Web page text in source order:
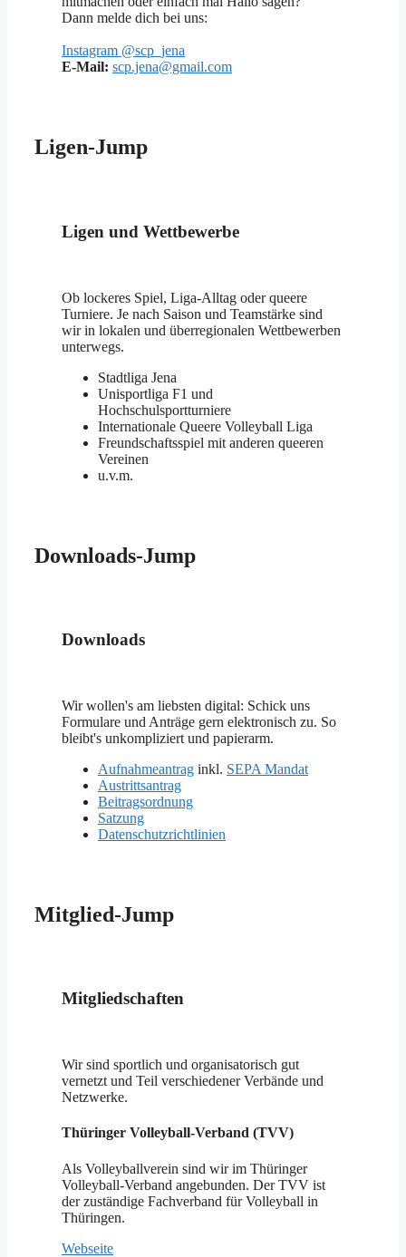
Dann melde dich bei uns:
Instagram @scp_jena
E-Mail: scp.jena@gmail.com
Ligen-Jump
Ligen und Wettbewerbe
Ob lockeres Spiel, Liga-Alltag oder queere
Turniere. Je nach Saison und Teamstärke sind
wir in lokalen und überregionalen Wettbewerben
unterwegs.
Stadtliga Jena
Unisportliga F1 und
Hochschulsportturniere
Internationale Queere Volleyball Liga
Freundschaftsspiel mit anderen queeren
Vereinen
u.v.m.
Downloads-Jump
Downloads
Wir wollen's am liebsten digital: Schick uns
Formulare und Anträge gern elektronisch zu. So
bleibt's unkompliziert und papierarm.
Aufnahmeantrag inkl. SEPA Mandat
Austrittsantrag
Beitragsordnung
Satzung
Datenschutzrichtlinien
Mitglied-Jump
Mitgliedschaften
Wir sind sportlich und organisatorisch gut
vernetzt und Teil verschiedener Verbände und
Netzwerke.
Thüringer Volleyball-Verband (TVV)
Als Volleyballverein sind wir im Thüringer
Volleyball-Verband angebunden. Der TVV ist
der zuständige Fachverband für Volleyball in
Thüringen.
Webseite